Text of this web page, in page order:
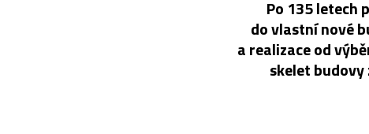
Po 135 letech
do vlastní nové
a realizace od
skelet